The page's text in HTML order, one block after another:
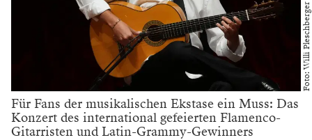
Foto: Willi Pleschberger
Für Fans der musikalischen Ekstase ein Muss: Das
Konzert des international gefeierten Flamenco-
Gitarristen und Latin-Grammy-Gewinners